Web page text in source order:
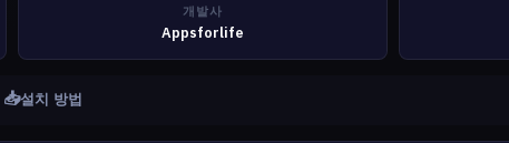
개발사
Appsforlife
📥설치 방법